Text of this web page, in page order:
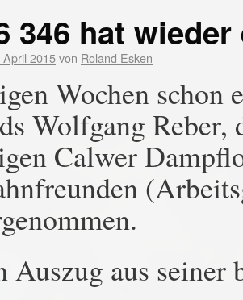
346 hat
April 2015von Roland Esken
Wochen
Wolfgang Reber,
Calwer
Auszug aus seiner